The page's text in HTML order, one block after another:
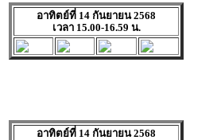
อาทิตย์ที่ 14 กันยายน 2568
เวลา 15.00-16.59 น.
อาทิตย์ที่ 14 กันยายน 2568